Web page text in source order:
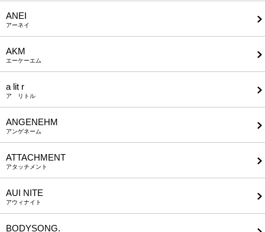
ANEI
アーネイ
AKM
エーケーエム
a lit r
ア リトル
ANGENEHM
アンゲネーム
ATTACHMENT
アタッチメント
AUI NITE
アウィナイト
BODYSONG.